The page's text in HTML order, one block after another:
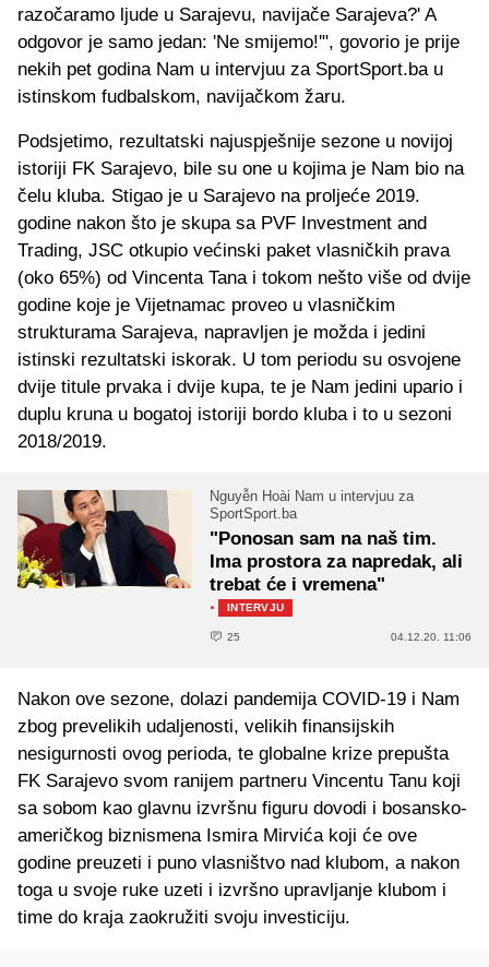
razočaramo ljude u Sarajevu, navijače Sarajeva?' A
odgovor je samo jedan: 'Ne smijemo!'", govorio je prije
nekih pet godina Nam u intervjuu za SportSport.ba u
istinskom fudbalskom, navijačkom žaru.
Podsjetimo, rezultatski najuspješnije sezone u novijoj
istoriji FK Sarajevo, bile su one u kojima je Nam bio na
čelu kluba. Stigao je u Sarajevo na proljeće 2019.
godine nakon što je skupa sa PVF Investment and
Trading, JSC otkupio većinski paket vlasničkih prava
(oko 65%) od Vincenta Tana i tokom nešto više od dvije
godine koje je Vijetnamac proveo u vlasničkim
strukturama Sarajeva, napravljen je možda i jedini
istinski rezultatski iskorak. U tom periodu su osvojene
dvije titule prvaka i dvije kupa, te je Nam jedini upario i
duplu kruna u bogatoj istoriji bordo kluba i to u sezoni
2018/2019.
Nguyễn Hoài Nam u intervjuu za
SportSport.ba
"Ponosan sam na naš tim.
Ima prostora za napredak, ali
trebat će i vremena"
· INTERVJU
25 04.12.20. 11:06
Nakon ove sezone, dolazi pandemija COVID-19 i Nam
zbog prevelikih udaljenosti, velikih finansijskih
nesigurnosti ovog perioda, te globalne krize prepušta
FK Sarajevo svom ranijem partneru Vincentu Tanu koji
sa sobom kao glavnu izvršnu figuru dovodi i bosansko-
američkog biznismena Ismira Mirvića koji će ove
godine preuzeti i puno vlasništvo nad klubom, a nakon
toga u svoje ruke uzeti i izvršno upravljanje klubom i
time do kraja zaokružiti svoju investiciju.